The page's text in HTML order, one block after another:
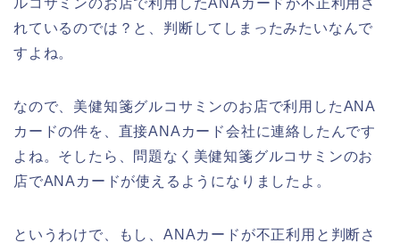
れているのでは？と、判断してしまったみたいなんで
すよね。
なので、美健知箋グルコサミンのお店で利用したANA
カードの件を、直接ANAカード会社に連絡したんです
よね。そしたら、問題なく美健知箋グルコサミンのお
店でANAカードが使えるようになりましたよ。
というわけで、もし、ANAカードが不正利用と判断さ